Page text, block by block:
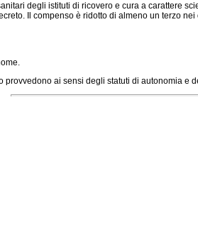
degli istituti di ricovero e cura a carattere
Il compenso è ridotto di almeno un terzo
ai sensi degli statuti di autonomia e